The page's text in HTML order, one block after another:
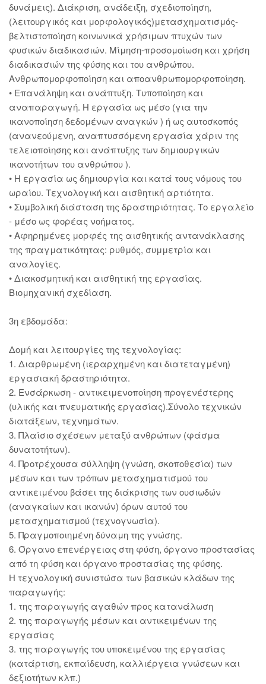
δυνάμεις). Διάκριση, ανάδειξη, σχεδιοποίηση,
(λειτουργικός και μορφολογικός)μετασχηματισμός-
βελτιστοποίηση κοινωνικά χρήσιμων πτυχών των
φυσικών διαδικασιών. Μίμηση-προσομοίωση και χρήση
διαδικασιών της φύσης και του ανθρώπου.
Ανθρωπομορφοποίηση και αποανθρωπομορφοποίηση.
• Επανάληψη και ανάπτυξη. Τυποποίηση και
αναπαραγωγή. Η εργασία ως μέσο (για την
ικανοποίηση δεδομένων αναγκών ) ή ως αυτοσκοπός
(ανανεούμενη, αναπτυσσόμενη εργασία χάριν της
τελειοποίησης και ανάπτυξης των δημιουργικών
ικανοτήτων του ανθρώπου ).
• Η εργασία ως δημιουργία και κατά τους νόμους του
ωραίου. Τεχνολογική και αισθητική αρτιότητα.
• Συμβολική διάσταση της δραστηριότητας. Το εργαλείο
- μέσο ως φορέας νοήματος.
• Αφηρημένες μορφές της αισθητικής αντανάκλασης
της πραγματικότητας: ρυθμός, συμμετρία και
αναλογίες.
• Διακοσμητική και αισθητική της εργασίας.
Βιομηχανική σχεδίαση.
3η εβδομάδα:
Δομή και λειτουργίες της τεχνολογίας:
1. Διαρθρωμένη (ιεραρχημένη και διατεταγμένη)
εργασιακή δραστηριότητα.
2. Ενσάρκωση - αντικειμενοποίηση προγενέστερης
(υλικής και πνευματικής εργασίας).Σύνολο τεχνικών
διατάξεων, τεχνημάτων.
3. Πλαίσιο σχέσεων μεταξύ ανθρώπων (φάσμα
δυνατοτήτων).
4. Προτρέχουσα σύλληψη (γνώση, σκοποθεσία) των
μέσων και των τρόπων μετασχηματισμού του
αντικειμένου βάσει της διάκρισης των ουσιωδών
(αναγκαίων και ικανών) όρων αυτού του
μετασχηματισμού (τεχνογνωσία).
5. Πραγμοποιημένη δύναμη της γνώσης.
6. Όργανο επενέργειας στη φύση, όργανο προστασίας
από τη φύση και όργανο προστασίας της φύσης.
Η τεχνολογική συνιστώσα των βασικών κλάδων της
παραγωγής:
1. της παραγωγής αγαθών προς κατανάλωση
2. της παραγωγής μέσων και αντικειμένων της
εργασίας
3. της παραγωγής του υποκειμένου της εργασίας
(κατάρτιση, εκπαίδευση, καλλιέργεια γνώσεων και
δεξιοτήτων κλπ.)